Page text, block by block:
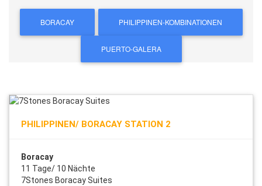
BORACAY PHILIPPINEN-KOMBINATIONEN
PUERTO-GALERA
PHILIPPINEN/ BORACAY STATION 2
Boracay
11 Tage/ 10 Nächte
7Stones Boracay Suites